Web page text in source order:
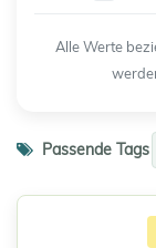
Alle Werte
Passende Tags